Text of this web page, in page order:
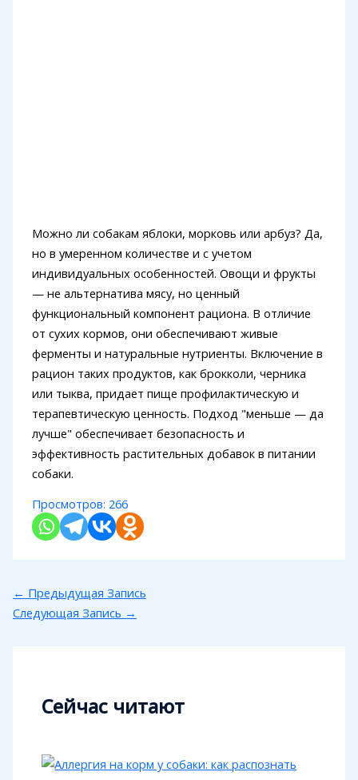
Можно ли собакам яблоки, морковь или арбуз? Да,
но в умеренном количестве и с учетом
индивидуальных особенностей. Овощи и фрукты
— не альтернатива мясу, но ценный
функциональный компонент рациона. В отличие
от сухих кормов, они обеспечивают живые
ферменты и натуральные нутриенты. Включение в
рацион таких продуктов, как брокколи, черника
или тыква, придает пище профилактическую и
терапевтическую ценность. Подход "меньше — да
лучше" обеспечивает безопасность и
эффективность растительных добавок в питании
собаки.
Просмотров: 266
← Предыдущая Запись
Следующая Запись →
Сейчас читают